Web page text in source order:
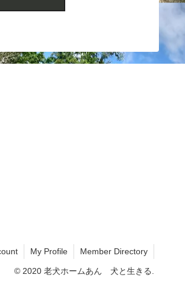
My Profile Member Directory
© 2020 老犬ホームあん 犬と生きる.